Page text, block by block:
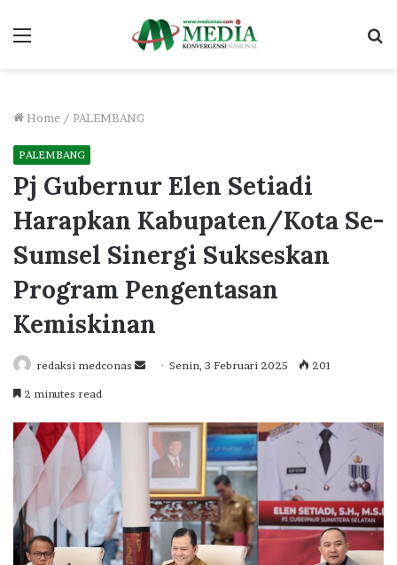
Menu
Home / PALEMBANG
PALEMBANG
Pj Gubernur Elen Setiadi
Harapkan Kabupaten/Kota Se-
Sumsel Sinergi Sukseskan
Program Pengentasan
Kemiskinan
redaksi medconas
Send Senin, 3 Februari 2025 201
2 minutes read